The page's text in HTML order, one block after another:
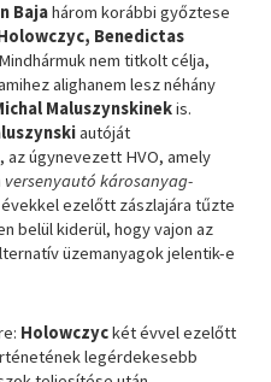
Bajahárom korábbi győztese
Benedictas
nem titkolt célja,
alighanem lesz néhány
Maluszynskinekis.
autóját
az úgynevezett HVO, amely
versenyautó károsanyag-
évekkel ezelőtt zászlajára tűzte
belül kiderül, hogy vajon az
üzemanyagok jelentik-e
Holowczyckét évvel ezelőtt
legérdekesebb